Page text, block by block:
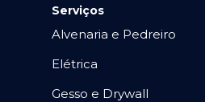
Serviços
Alvenaria e Pedreiro
Elétrica
Gesso e Drywall